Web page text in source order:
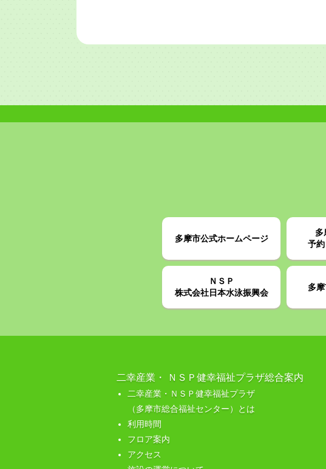
多摩市公式ホームページ
多
予
ＮＳＰ
株式会社日本水泳振興会
多
二幸産業・ ＮＳＰ健幸福祉プラザ総合案内
二幸産業・ＮＳＰ健幸福祉プラザ
（多摩市総合福祉センター）とは
利用時間
フロア案内
アクセス